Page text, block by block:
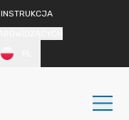
INSTRUKCJA